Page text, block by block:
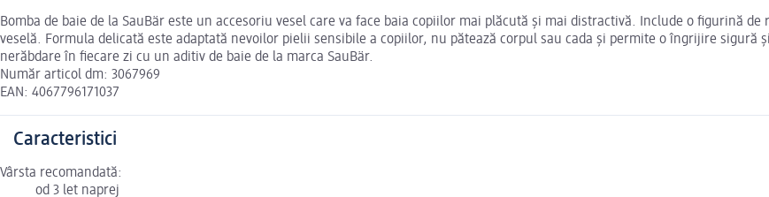
Bomba de baie de la SauBär este un accesoriu vesel care va face baia copiilor mai plăcută și mai distractivă. Include o figurină
veselă. Formula delicată este adaptată nevoilor pielii sensibile a copiilor, nu pătează corpul sau cada și permite o îngrijire sigură
nerăbdare în fiecare zi cu un aditiv de baie de la marca SauBär.
Număr articol dm: 3067969
EAN: 4067796171037
Caracteristici
Vârsta recomandată:
od 3 let naprej